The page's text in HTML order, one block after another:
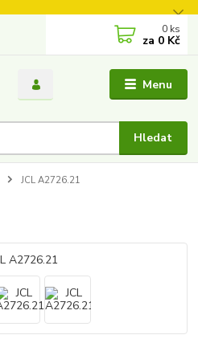
Menu
Hledat
0 ks
za 0 Kč
JCL A2726.21